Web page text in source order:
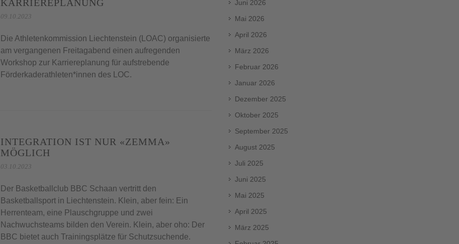
KARRIEREPLANUNG
09.10.2023
Die Athletenkommission Liechtenstein (LOAC) organisierte
am vergangenen Freitagabend einen aufregenden
Workshop zur Karriereplanung für aufstrebende
Förderkaderathleten*innen des LOC.
INTEGRATION IST NUR «ZEMMA»
MÖGLICH
03.10.2023
Der Basketballclub BBC Schaan vertritt den
Basketballsport in Liechtenstein. Klein, aber fein: Ein
Herrenteam, eine Plauschgruppe und zwei
Nachwuchsteams bilden den Verein. Klein, aber oho: Der
BBC bietet auch Trainingsplätze für Schutzsuchende.
Juni 2026
Mai 2026
April 2026
März 2026
Februar 2026
Januar 2026
Dezember 2025
Oktober 2025
September 2025
August 2025
Juli 2025
Juni 2025
Mai 2025
April 2025
März 2025